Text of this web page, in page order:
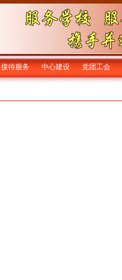
接待服务 中心建设 党团工会